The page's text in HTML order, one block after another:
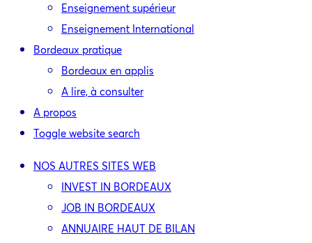
Enseignement supérieur
Enseignement International
Bordeaux pratique
Bordeaux en applis
A lire, à consulter
A propos
Toggle website search
NOS AUTRES SITES WEB
INVEST IN BORDEAUX
JOB IN BORDEAUX
ANNUAIRE HAUT DE BILAN